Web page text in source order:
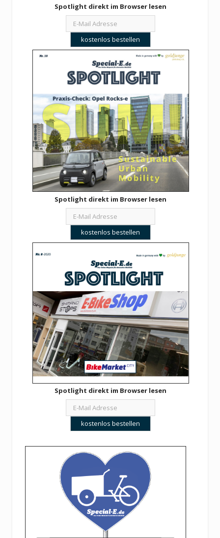
Spotlight direkt im Browser lesen
Spotlight direkt im Browser lesen
Spotlight direkt im Browser lesen